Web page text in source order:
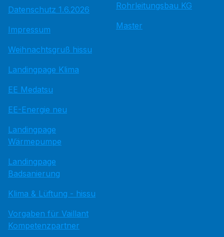
Datenschutz 1.6.2026
Impressum
Weihnachtsgruß hissu
Landingpage Klima
EE Medatsu
EE-Energie neu
Landingpage
Wärmepumpe
Landingpage
Badsanierung
Klima & Lüftung - hissu
Vorgaben für Vaillant
Kompetenzpartner
Rohrleitungsbau KG
Master